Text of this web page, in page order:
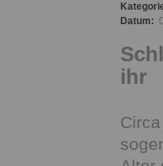
Datum:
ihr